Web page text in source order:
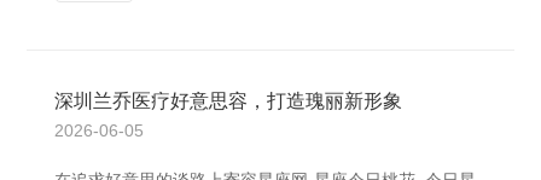
深圳兰乔医疗好意思容，打造瑰丽新形象
2026-06-05